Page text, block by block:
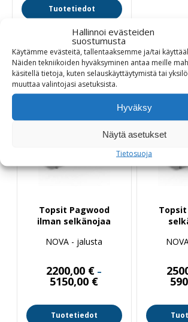
Hallinnoi evästeiden
suostumusta
Käytämme evästeitä, tallentaaksemme ja/tai
Näiden tekniikoiden hyväksyminen antaa meille
käsitellä tietoja, kuten selauskäyttäytymistä tai
muuttaa valintojasi asetuksista.
Hyväksy
Näytä asetukset
Tietosuoja
Tuotetiedot
Katso myös
Topsit Pagwood
ilman selkänojaa
NOVA - jalusta
2200,00 € –
5150,00 €Hintaluokka:
5150,00 €
Tuotetiedot